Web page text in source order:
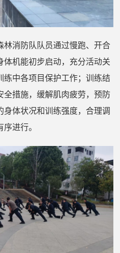
消防队队员通过慢跑、开合
体机能初步启动，充分活动关
练中各项目保护工作；训练结
全措施，缓解肌肉疲劳，预防
体状况和训练强度，合理调
进行。